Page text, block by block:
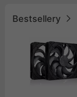
Bestsellery